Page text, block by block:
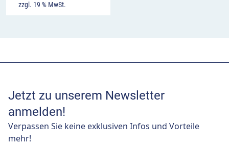
zzgl. 19 % MwSt.
Jetzt zu unserem Newsletter
anmelden!
Verpassen Sie keine exklusiven Infos und Vorteile
mehr!